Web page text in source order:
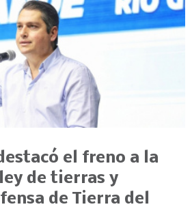
el freno a la
de tierras y
de Tierra del